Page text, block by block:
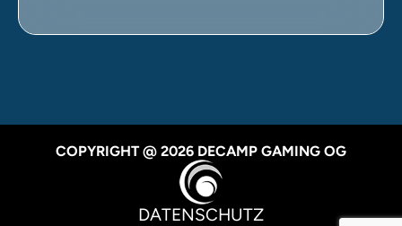
COPYRIGHT @ 2026 DECAMP GAMING OG
DATENSCHUTZ